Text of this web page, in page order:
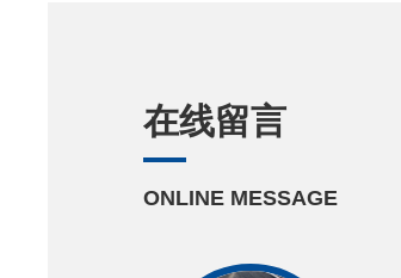
在线留言
ONLINE MESSAGE